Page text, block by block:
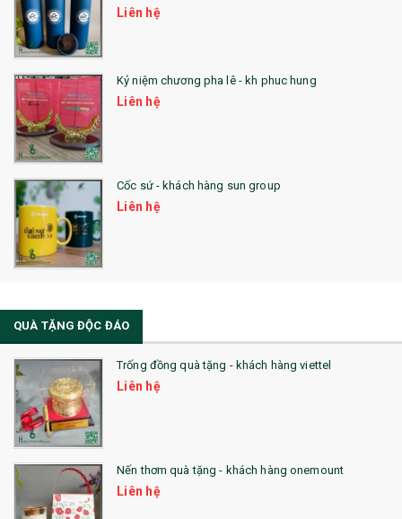
Liên hệ
Kỷ niệm chương pha lê - kh phuc hung
Liên hệ
Cốc sứ - khách hàng sun group
Liên hệ
QUÀ TẶNG ĐỘC ĐÁO
Trống đồng quà tặng - khách hàng viettel
Liên hệ
Nến thơm quà tặng - khách hàng onemount
Liên hệ